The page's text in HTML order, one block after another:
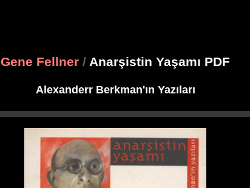
Gene Fellner / Anarşistin Yaşamı PDF
Alexanderr Berkman'ın Yazıları